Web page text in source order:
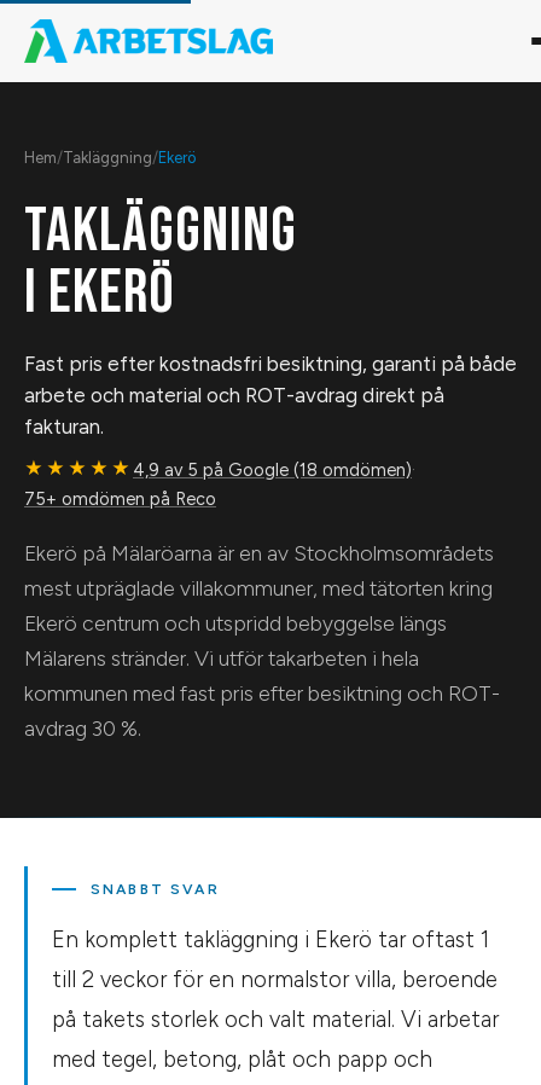
Hem/Takläggning/Ekerö
TAKLÄGGNING
I EKERÖ
Fast pris efter kostnadsfri besiktning, garanti på både
arbete och material och ROT-avdrag direkt på
fakturan.
★★★★★ 4,9 av 5 på Google (18 omdömen)·
75+ omdömen på Reco
Ekerö på Mälaröarna är en av Stockholmsområdets
mest utpräglade villakommuner, med tätorten kring
Ekerö centrum och utspridd bebyggelse längs
Mälarens stränder. Vi utför takarbeten i hela
kommunen med fast pris efter besiktning och ROT-
avdrag 30 %.
SNABBT SVAR
En komplett takläggning i Ekerö tar oftast 1
till 2 veckor för en normalstor villa, beroende
på takets storlek och valt material. Vi arbetar
med tegel, betong, plåt och papp och